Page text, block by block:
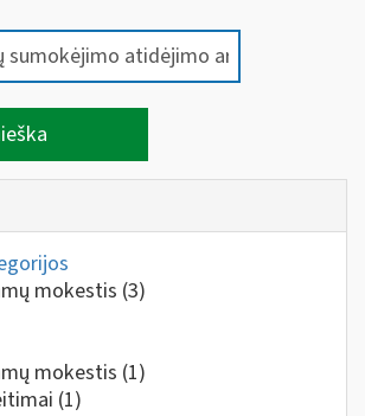
mokestis (3)
mokestis (1)
(1)